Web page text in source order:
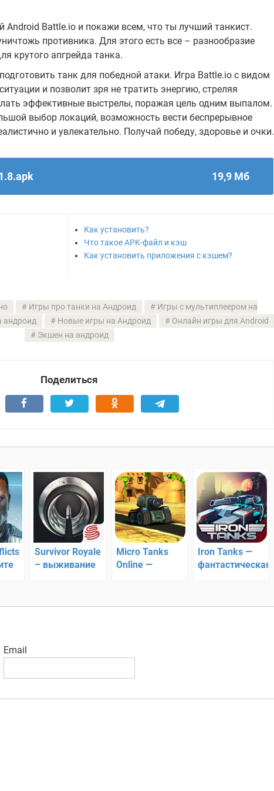
Android Battle.io и покажи всем, что ты лучший танкист.
противника. Для этого есть все – разнообразие
крутого апгрейда танка.
танк для победной атаки. Игра Battle.io с видом
и позволит зря не тратить энергию, стреляя
эффективные выстрелы, поражая цель одним выпалом.
выбор локаций, возможность вести беспрерывное
и увлекательно. Получай победу, здоровье и очки.
19,9 Мб
Как установить?
Что такое APK-файл и кэш
Как установить приложения с кэшем?
Игры про танки на Андроид
Игры с мультиплеером на
андроид Новые игры на Андроид
Онлайн игры для Android
Экшен на андроид
Поделиться
Survivor Royale
– выживание
Micro Tanks
Online —
Iron Tanks —
фантастическая,
Email